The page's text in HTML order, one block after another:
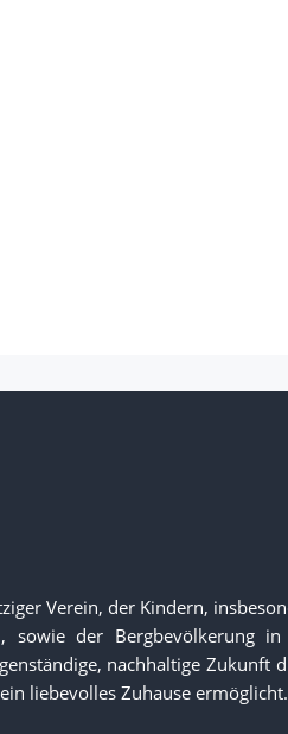
Verein, der Kindern,
sowie der Bergbevölkerung
nachhaltige Zukunft
liebevolles Zuhause ermöglicht.